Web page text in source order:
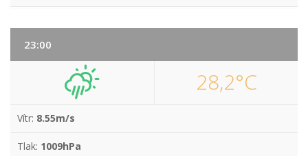
23:00
28,2°C
Vítr: 8.55m/s
Tlak: 1009hPa